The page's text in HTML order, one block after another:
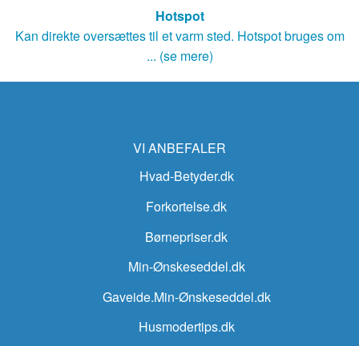
Hotspot
Kan direkte oversættes til et varm sted. Hotspot bruges om
... (se mere)
VI ANBEFALER
Hvad-Betyder.dk
Forkortelse.dk
Børnepriser.dk
Min-Ønskeseddel.dk
Gaveide.Min-Ønskeseddel.dk
Husmodertips.dk